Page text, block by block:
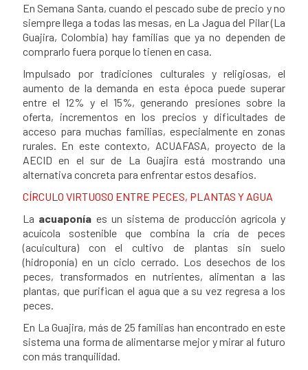
Contenido de la noticia
En Semana Santa, cuando el pescado sube de precio y no
siempre llega a todas las mesas, en La Jagua del Pilar (La
Guajira, Colombia) hay familias que ya no dependen de
comprarlo fuera porque lo tienen en casa.
Impulsado por tradiciones culturales y religiosas, el
aumento de la demanda en esta época puede superar
entre el 12% y el 15%, generando presiones sobre la
oferta, incrementos en los precios y dificultades de
acceso para muchas familias, especialmente en zonas
rurales. En este contexto, ACUAFASA, proyecto de la
AECID en el sur de La Guajira está mostrando una
alternativa concreta para enfrentar estos desafíos.
CÍRCULO VIRTUOSO ENTRE PECES, PLANTAS Y AGUA
La acuaponía es un sistema de producción agrícola y
acuícola sostenible que combina la cría de peces
(acuicultura) con el cultivo de plantas sin suelo
(hidroponía) en un ciclo cerrado. Los desechos de los
peces, transformados en nutrientes, alimentan a las
plantas, que purifican el agua que a su vez regresa a los
peces.
En La Guajira, más de 25 familias han encontrado en este
sistema una forma de alimentarse mejor y mirar al futuro
con más tranquilidad.